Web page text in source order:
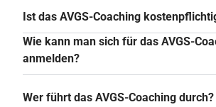
Ist das AVGS-Coaching
Wie kann man sich für das AVGS-
anmelden?
Wer führt das AVGS-Coaching durch?